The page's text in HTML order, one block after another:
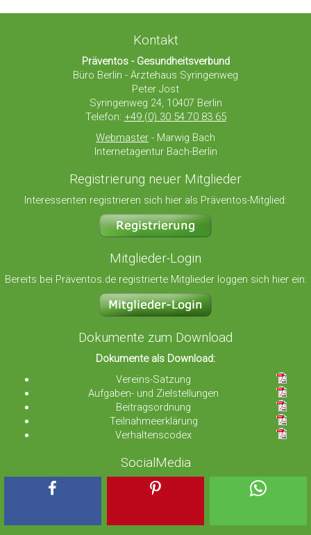
Kontakt
Präventos - Gesundheitsverbund
Büro Berlin - Ärztehaus Syringenweg
Peter Jost
Syringenweg 24, 10407 Berlin
Telefon: +49 (0) 30 54 70 83 65
Webmaster - Marwig Bach
Internetagentur Bach-Berlin
Registrierung neuer Mitglieder
Interessenten registrieren sich hier als Präventos-Mitglied:
Mitglieder-Login
Bereits bei Präventos.de registrierte Mitglieder loggen sich hier ein:
Dokumente zum Download
Dokumente als Download:
Vereins-Satzung
Aufgaben- und Zielstellungen
Beitragsordnung
Teilnahmeerklärung
Verhaltenscodex
SocialMedia